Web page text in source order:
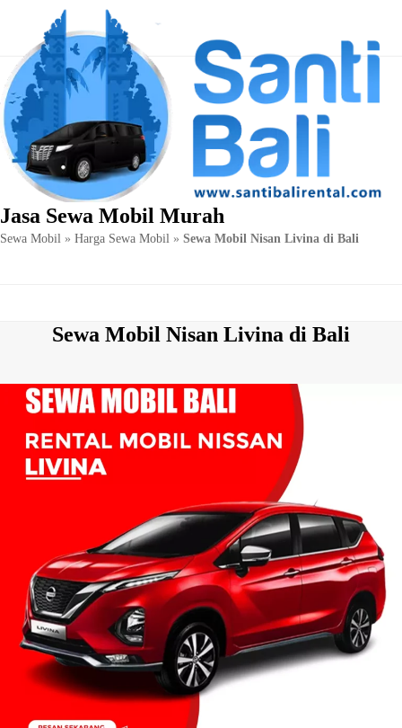
content
Jasa Sewa Mobil Murah
Sewa Mobil » Harga Sewa Mobil » Sewa Mobil Nisan Livina di Bali
Sewa Mobil Nisan Livina di Bali